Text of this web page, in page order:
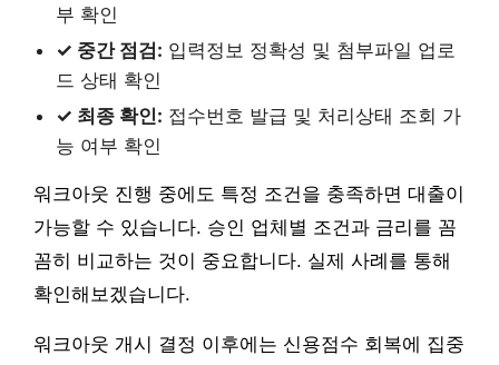
부 확인
✓ 중간 점검: 입력정보 정확성 및 첨부파일 업로
드 상태 확인
✓ 최종 확인: 접수번호 발급 및 처리상태 조회 가
능 여부 확인
워크아웃 진행 중에도 특정 조건을 충족하면 대출이
가능할 수 있습니다. 승인 업체별 조건과 금리를 꼼
꼼히 비교하는 것이 중요합니다. 실제 사례를 통해
확인해보겠습니다.
워크아웃 개시 결정 이후에는 신용점수 회복에 집중